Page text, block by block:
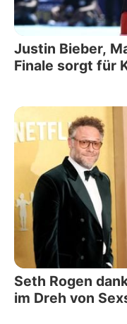
Justin Bieber,
Finale sorgt für
Seth Rogen
im Dreh von